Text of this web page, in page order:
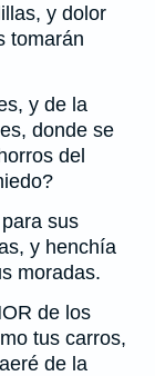
y dolor
tomarán
y de la
donde se
del
sus
y henchía
moradas.
de los
tus carros,
de la